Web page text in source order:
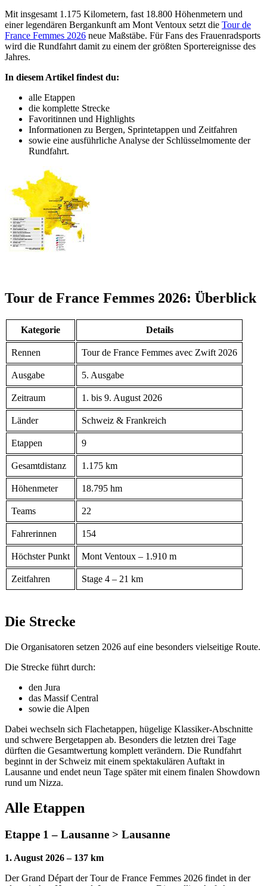
Mit insgesamt 1.175 Kilometern, fast 18.800 Höhenmetern und
einer legendären Bergankunft am Mont Ventoux setzt die Tour de
France Femmes 2026 neue Maßstäbe. Für Fans des Frauenradsports
wird die Rundfahrt damit zu einem der größten Sportereignisse des
Jahres.
In diesem Artikel findest du:
alle Etappen
die komplette Strecke
Favoritinnen und Highlights
Informationen zu Bergen, Sprintetappen und Zeitfahren
sowie eine ausführliche Analyse der Schlüsselmomente der
Rundfahrt.
Tour de France Femmes 2026: Überblick
Kategorie Details
Rennen Tour de France Femmes avec Zwift 2026
Ausgabe 5. Ausgabe
Zeitraum 1. bis 9. August 2026
Länder Schweiz & Frankreich
Etappen 9
Gesamtdistanz 1.175 km
Höhenmeter 18.795 hm
Teams 22
Fahrerinnen 154
Höchster Punkt Mont Ventoux – 1.910 m
Zeitfahren Stage 4 – 21 km
Die Strecke
Die Organisatoren setzen 2026 auf eine besonders vielseitige Route.
Die Strecke führt durch:
den Jura
das Massif Central
sowie die Alpen
Dabei wechseln sich Flachetappen, hügelige Klassiker-Abschnitte
und schwere Bergetappen ab. Besonders die letzten drei Tage
dürften die Gesamtwertung komplett verändern. Die Rundfahrt
beginnt in der Schweiz mit einem spektakulären Auftakt in
Lausanne und endet neun Tage später mit einem finalen Showdown
rund um Nizza.
Alle Etappen
Etappe 1 – Lausanne > Lausanne
1. August 2026 – 137 km
Der Grand Départ der Tour de France Femmes 2026 findet in der